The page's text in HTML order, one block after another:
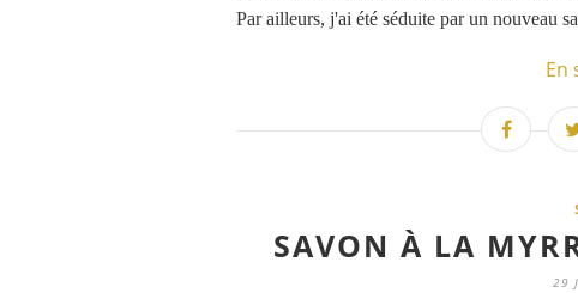
Par ailleurs, j'ai été séduite par un nouveau
En
SAVON À LA
29